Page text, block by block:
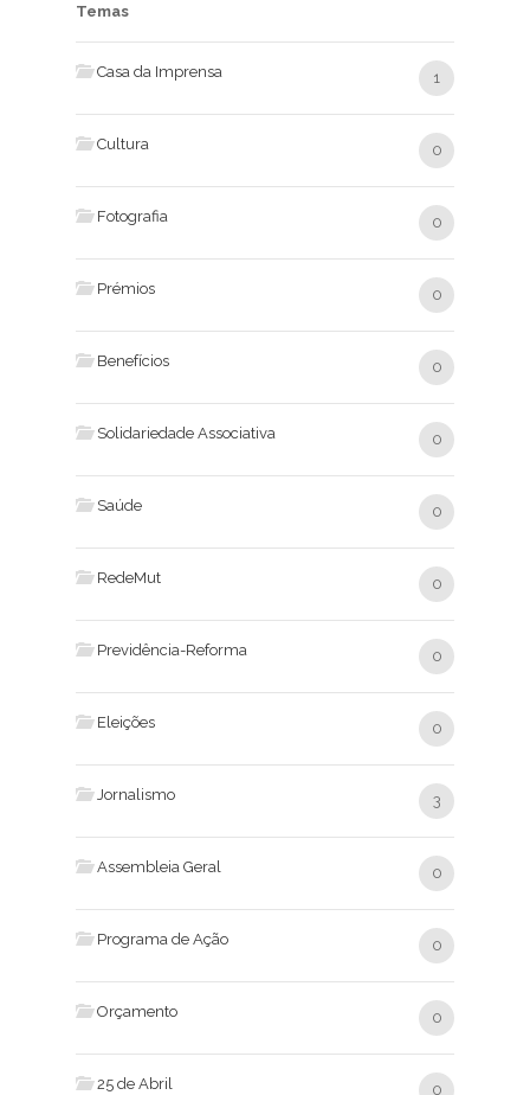
Temas
Casa da Imprensa 1
Cultura 0
Fotografia 0
Prémios 0
Benefícios 0
Solidariedade Associativa 0
Saúde 0
RedeMut 0
Previdência-Reforma 0
Eleições 0
Jornalismo 3
Assembleia Geral 0
Programa de Ação 0
Orçamento 0
25 de Abril 0